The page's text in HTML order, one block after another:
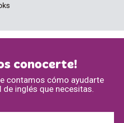
conocerte!
contamos cómo ayudarte
de inglés que necesitas.